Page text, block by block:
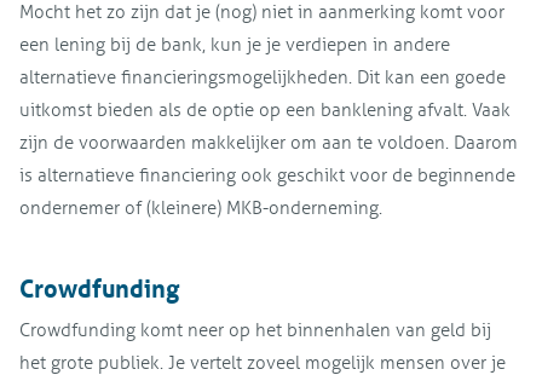
Mocht het zo zijn dat je (nog) niet in aanmerking komt voor
een lening bij de bank, kun je je verdiepen in andere
alternatieve financieringsmogelijkheden. Dit kan een goede
uitkomst bieden als de optie op een banklening afvalt. Vaak
zijn de voorwaarden makkelijker om aan te voldoen. Daarom
is alternatieve financiering ook geschikt voor de beginnende
ondernemer of (kleinere) MKB-onderneming.
Crowdfunding
Crowdfunding komt neer op het binnenhalen van geld bij
het grote publiek. Je vertelt zoveel mogelijk mensen over je